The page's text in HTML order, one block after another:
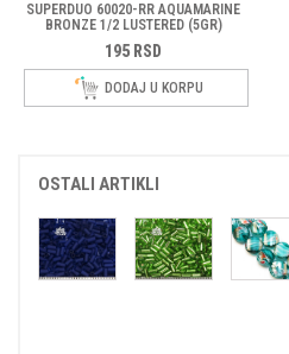
SUPERDUO 60020-RR AQUAMARINE
BRONZE 1/2 LUSTERED (5GR)
195 RSD
DODAJ U KORPU
OSTALI ARTIKLI